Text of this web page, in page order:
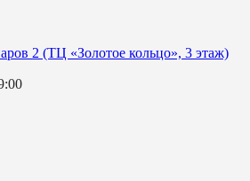
2 (ТЦ «Золотое кольцо», 3 этаж)